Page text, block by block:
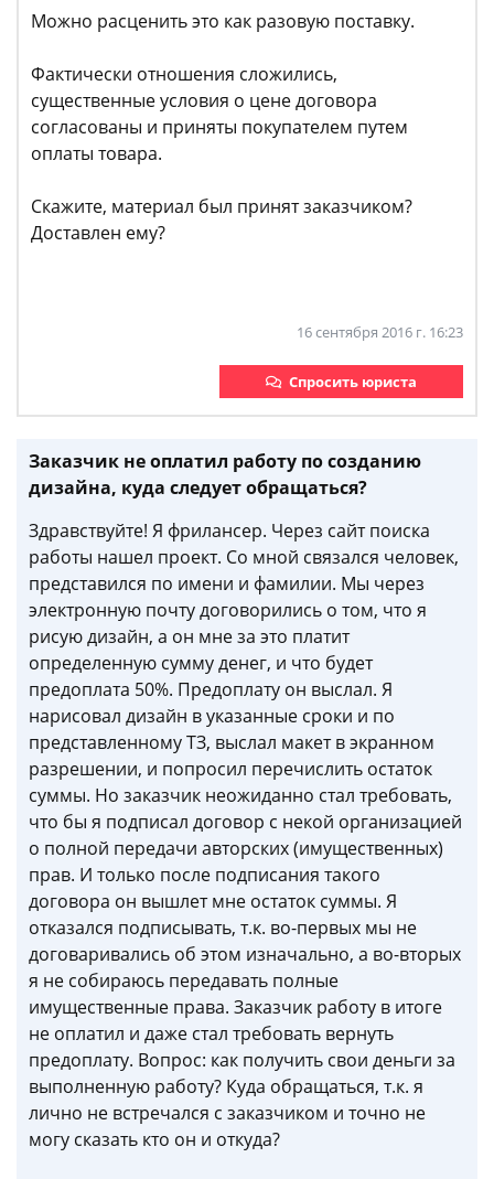
Можно расценить это как разовую поставку.
Фактически отношения сложились,
существенные условия о цене договора
согласованы и приняты покупателем путем
оплаты товара.
Скажите, материал был принят заказчиком?
Доставлен ему?
16 сентября 2016 г. 16:23
Спросить юриста
Заказчик не оплатил работу по созданию
дизайна, куда следует обращаться?
Здравствуйте! Я фрилансер. Через сайт поиска
работы нашел проект. Со мной связался человек,
представился по имени и фамилии. Мы через
электронную почту договорились о том, что я
рисую дизайн, а он мне за это платит
определенную сумму денег, и что будет
предоплата 50%. Предоплату он выслал. Я
нарисовал дизайн в указанные сроки и по
представленному ТЗ, выслал макет в экранном
разрешении, и попросил перечислить остаток
суммы. Но заказчик неожиданно стал требовать,
что бы я подписал договор с некой организацией
о полной передачи авторских (имущественных)
прав. И только после подписания такого
договора он вышлет мне остаток суммы. Я
отказался подписывать, т.к. во-первых мы не
договаривались об этом изначально, а во-вторых
я не собираюсь передавать полные
имущественные права. Заказчик работу в итоге
не оплатил и даже стал требовать вернуть
предоплату. Вопрос: как получить свои деньги за
выполненную работу? Куда обращаться, т.к. я
лично не встречался с заказчиком и точно не
могу сказать кто он и откуда?